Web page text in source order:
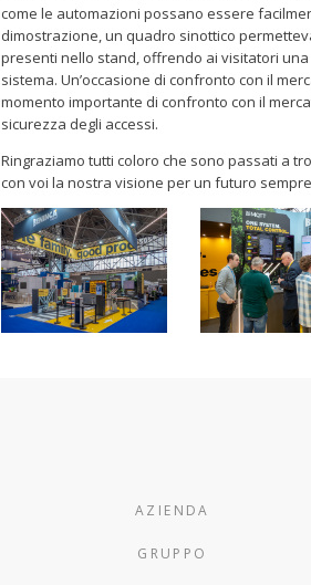
come le automazioni possano essere
dimostrazione, un quadro sinottico
presenti nello stand, offrendo ai visitatori
sistema. Un’occasione di confronto con il
momento importante di confronto con il
sicurezza degli accessi.
Ringraziamo tutti coloro che sono passati a
con voi la nostra visione per un futuro
AZIENDA
GRUPPO